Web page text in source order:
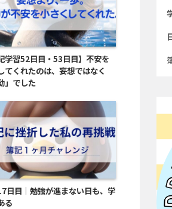
学習52日目・53日目】不安を
てくれたのは、妄想ではなく
」でした
日目｜勉強が進まない日も、学
る